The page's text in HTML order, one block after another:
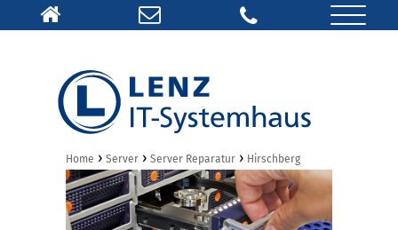
Home › Server › Server Reparatur › Hirschberg